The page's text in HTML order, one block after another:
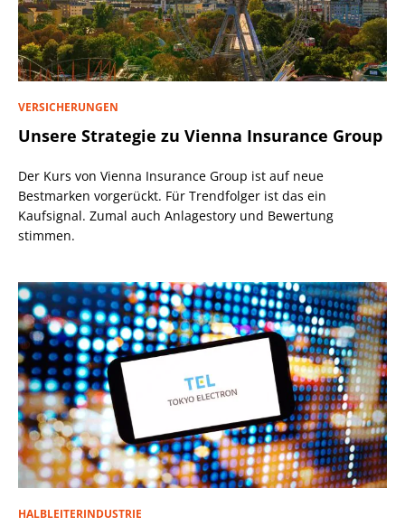
VERSICHERUNGEN
Unsere Strategie zu Vienna Insurance Group
Der Kurs von Vienna Insurance Group ist auf neue
Bestmarken vorgerückt. Für Trendfolger ist das ein
Kaufsignal. Zumal auch Anlagestory und Bewertung
stimmen.
HALBLEITERINDUSTRIE